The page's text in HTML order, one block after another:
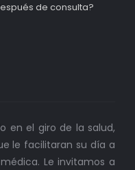
de consulta?
en el giro de la salud,
le facilitaran su día a
Le invitamos a